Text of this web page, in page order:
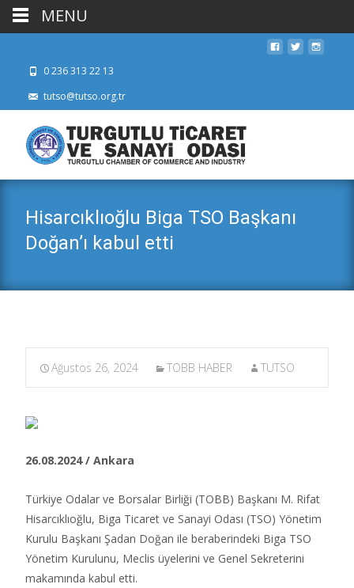
0 236 313 22 13
tutso@tutso.org.tr
Hisarcıklıoğlu Biga TSO Başkanı
Doğan’ı kabul etti
Ağustos 26, 2024 TOBB HABER TUTSO
26.08.2024 / Ankara
Türkiye Odalar ve Borsalar Birliği (TOBB) Başkanı M. Rifat
Hisarcıklıoğlu, Biga Ticaret ve Sanayi Odası (TSO) Yönetim
Kurulu Başkanı Şadan Doğan ile beraberindeki Biga TSO
Yönetim Kurulunu, Meclis üyelerini ve Genel Sekreterini
makamında kabul etti. ​
MENU